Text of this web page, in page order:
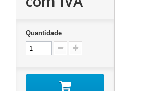
Quantidade